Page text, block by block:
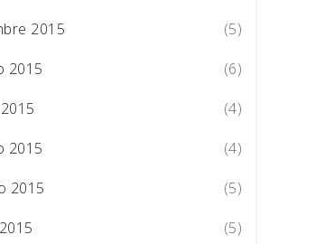
2015
(5)
2015
(6)
(4)
2015
(4)
2015
(5)
(5)